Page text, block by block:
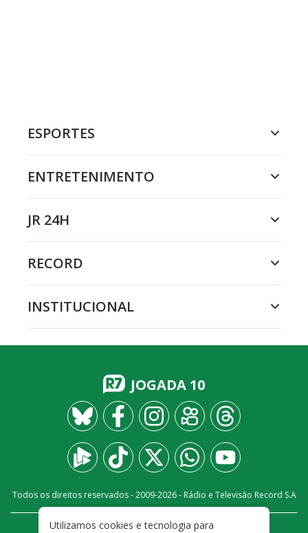
ESPORTES
ENTRETENIMENTO
JR 24H
RECORD
INSTITUCIONAL
JOGADA 10
Todos os direitos reservados - 2009-2026- Rádio e Televisão Record S.A
Utilizamos cookies e tecnologia para